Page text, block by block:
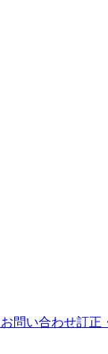
お問い合わせ訂正